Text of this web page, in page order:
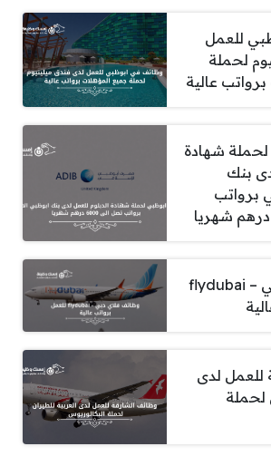
للعمل
لحملة
عالية
شهادة
بنك
برواتب
وظائف فلاي دبي – flydubai
للعمل لدى
لحملة